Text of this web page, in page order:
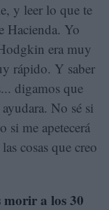
y leer lo que te
Hacienda. Yo
era muy
rápido. Y saber
digamos que
No sé si
si me apetecerá
cosas que creo
morir a los 30